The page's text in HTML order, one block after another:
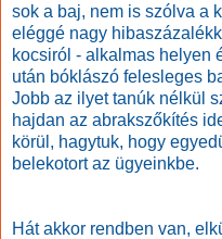
sok a baj, nem is szólva a
eléggé nagy
kocsiról - alkalmas helyen
után bóklászó felesleges
Jobb az ilyet tanúk nélkül
hajdan az abrakszőkítés
körül, hagytuk, hogy
belekotort az ügyeinkbe.
Hát akkor rendben van,